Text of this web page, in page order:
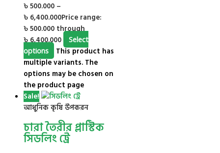
৳500.000 –
৳ 6,400.000Price range:
৳ 500.000 through
৳ 6,400.000
Select
options
This product has
multiple variants. The
options may be chosen on
the product page
Sale!
আধুনিক কৃষি উপকরন
চারা তৈরীর প্লাস্টিক
সিডলিং ট্রে